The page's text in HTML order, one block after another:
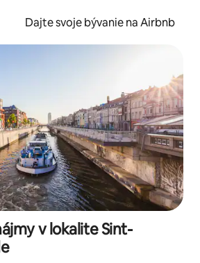
Dajte svoje bývanie na Airbnb
v lokalite Sint-